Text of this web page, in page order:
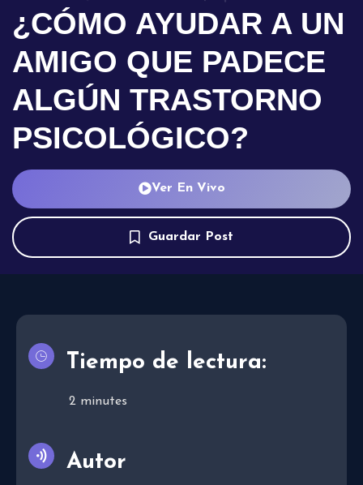
¿CÓMO AYUDAR A UN
AMIGO QUE PADECE
ALGÚN TRASTORNO
PSICOLÓGICO?
Ver En Vivo
Guardar Post
Tiempo de lectura:
2 minutes
Autor